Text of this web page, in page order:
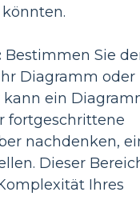
Bestimmen Sie
Diagramm oder
kann ein
fortgeschrittene
nachdenken,
Dieser
Ihres